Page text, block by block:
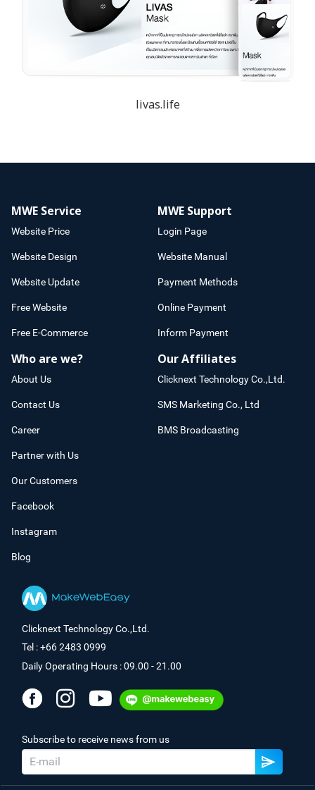
livas.life
MWE Service
Website Price
Website Design
Website Update
Free Website
Free E-Commerce
MWE Support
Login Page
Website Manual
Payment Methods
Online Payment
Inform Payment
Who are we?
About Us
Contact Us
Career
Partner with Us
Our Customers
Facebook
Instagram
Blog
Our Affiliates
Clicknext Technology Co.,Ltd.
SMS Marketing Co., Ltd
BMS Broadcasting
Clicknext Technology Co.,Ltd.
Tel : +66 2483 0999
Daily Operating Hours : 09.00 - 21.00
Subscribe to receive news from us